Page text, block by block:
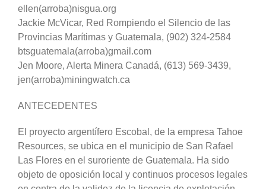
ellen(arroba)nisgua.org
Jackie McVicar, Red Rompiendo el Silencio de las
Provincias Marítimas y Guatemala, (902) 324-2584
btsguatemala(arroba)gmail.com
Jen Moore, Alerta Minera Canadá, (613) 569-3439,
jen(arroba)miningwatch.ca
ANTECEDENTES
El proyecto argentífero Escobal, de la empresa Tahoe
Resources, se ubica en el municipio de San Rafael
Las Flores en el suroriente de Guatemala. Ha sido
objeto de oposición local y continuos procesos legales